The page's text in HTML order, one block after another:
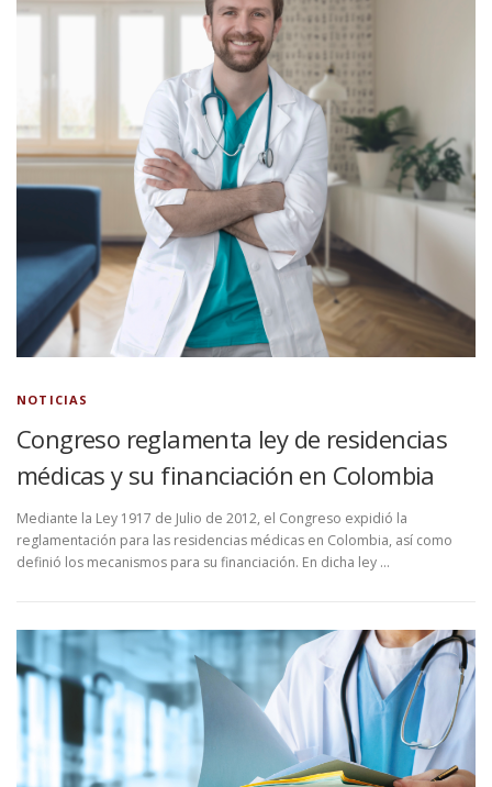
NOTICIAS
Congreso reglamenta ley de residencias
médicas y su financiación en Colombia
Mediante la Ley 1917 de Julio de 2012, el Congreso expidió la
reglamentación para las residencias médicas en Colombia, así como
definió los mecanismos para su financiación. En dicha ley …